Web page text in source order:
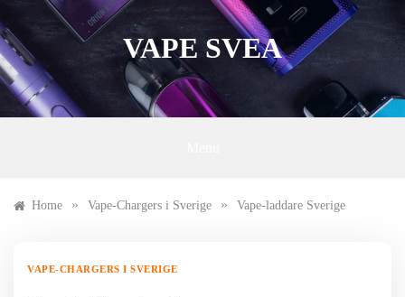
to
content
VAPE SVEA
Home » Vape-Chargers i Sverige » Vape-laddare Sverige
VAPE-CHARGERS I SVERIGE